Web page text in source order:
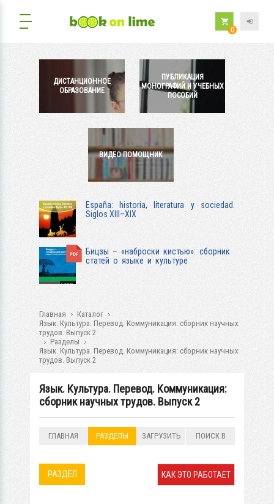
0
ДИСТАНЦИОННОЕ
ОБРАЗОВАНИЕ
ПУБЛИКАЦИЯ
МОНОГРАФИЙ И УЧЕБНЫХ
ПОСОБИЙ
ВИДЕО ПОМОЩНИК
España: historia, literatura y sociedad.
Siglos XIII–XIX
Бицзы – «наброски кистью»: сборник
статей о языке и культуре
Главная
Каталог
Язык. Культура. Перевод. Коммуникация: сборник научных
трудов. Выпуск 2
Разделы
Язык. Культура. Перевод. Коммуникация: сборник научных
трудов. Выпуск 2
Язык. Культура. Перевод. Коммуникация:
сборник научных трудов. Выпуск 2
ГЛАВНАЯ РАЗДЕЛЫ ЗАГРУЗИТЬ
ПОИСК В
РАЗДЕЛ КАК ЭТО РАБОТАЕТ